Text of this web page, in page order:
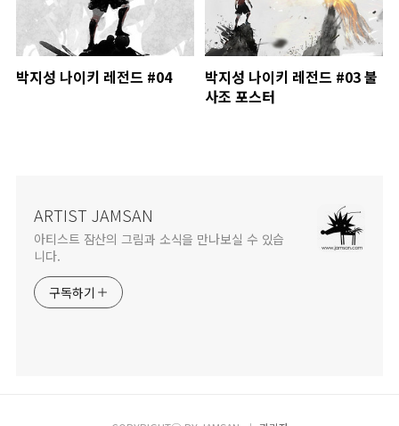
박지성 나이키 레전드 #04
박지성 나이키 레전드 #03 불
사조 포스터
ARTIST JAMSAN
아티스트 잠산의 그림과 소식을 만나보실 수 있습
니다.
구독하기